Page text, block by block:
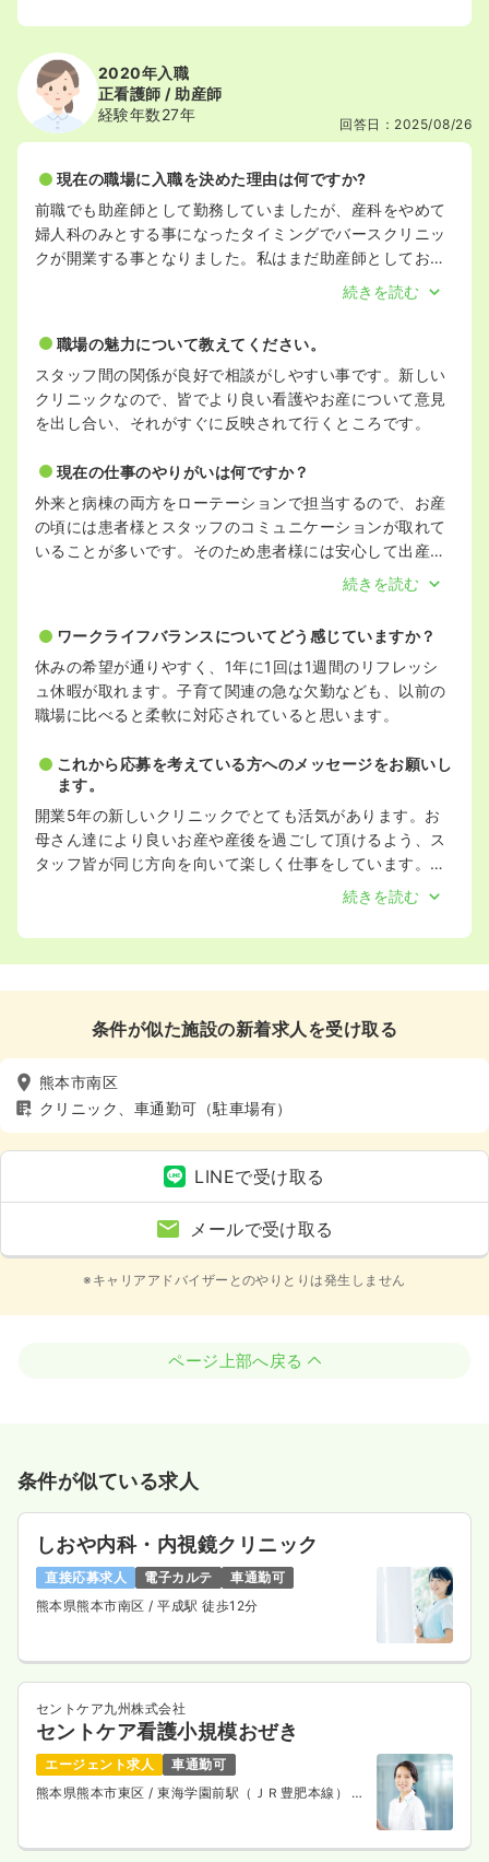
2020年入職
正看護師 / 助産師
経験年数27年
回答日：2025/08/26
現在の職場に入職を決めた理由は何ですか?
前職でも助産師として勤務していましたが、産科をやめて
婦人科のみとする事になったタイミングでバースクリニッ
クが開業する事となりました。私はまだ助産師としてお産
や産後の授乳に関わりたかったので、転職しました。
続きを読む
職場の魅力について教えてください。
スタッフ間の関係が良好で相談がしやすい事です。新しい
クリニックなので、皆でより良い看護やお産について意見
を出し合い、それがすぐに反映されて行くところです。
現在の仕事のやりがいは何ですか？
外来と病棟の両方をローテーションで担当するので、お産
の頃には患者様とスタッフのコミュニケーションが取れて
いることが多いです。そのため患者様には安心して出産を
続きを読む
ワークライフバランスについてどう感じていますか？
休みの希望が通りやすく、1年に1回は1週間のリフレッシ
ュ休暇が取れます。子育て関連の急な欠勤なども、以前の
職場に比べると柔軟に対応されていると思います。
これから応募を考えている方へのメッセージをお願いし
ます。
開業5年の新しいクリニックでとても活気があります。お
母さん達により良いお産や産後を過ごして頂けるよう、ス
タッフ皆が同じ方向を向いて楽しく仕事をしています。可
愛い赤ちゃんをお迎えしたお母さん方に寄り添い、一緒に
成長していけるとてもやり甲斐のある仕事です。ぜひ一緒
に働きましょう！
続きを読む
条件が似た施設の新着求人を受け取る
熊本市南区
クリニック、車通勤可（駐車場有）
LINEで受け取る
メールで受け取る
※キャリアアドバイザーとのやりとりは発生しません
ページ上部へ戻る
条件が似ている求人
しおや内科・内視鏡クリニック
直接応募求人 電子カルテ
車通勤可
熊本県熊本市南区/ 平成駅 徒歩12分
セントケア九州株式会社
セントケア看護小規模おぜき
エージェント求人
車通勤可
熊本県熊本市東区/ 東海学園前駅（ＪＲ豊肥本線） 徒